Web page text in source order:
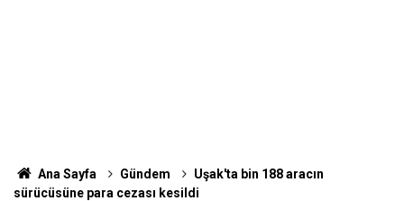
Ana Sayfa Gündem
Uşak'ta bin 188 aracın
sürücüsüne para cezası kesildi